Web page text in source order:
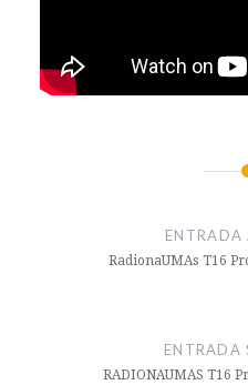
entradas
ENTRADA
RadionaUMAs T16
ENTRADA
RADIONAUMAS T16